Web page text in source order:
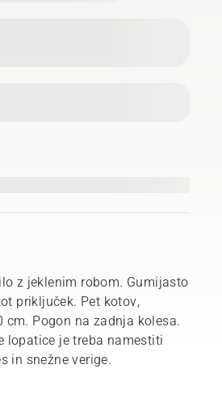
z jeklenim robom. Gumijasto
priključek. Pet kotov,
cm. Pogon na zadnja kolesa.
lopatice je treba namestiti
in snežne verige.